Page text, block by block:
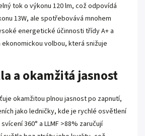
tok o výkonu 120 lm, což odpovídá
13W, ale spotřebovává mnohem
energetické účinnosti třídy A+ a
ekonomickou volbou, která snižuje
a okamžitá jasnost
okamžitou plnou jasnost po zapnutí,
jako ledničky, kde je rychlé osvětlení
360° a LLMF >88% zaručují